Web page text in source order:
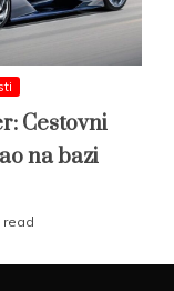
Cestovni
na bazi
read